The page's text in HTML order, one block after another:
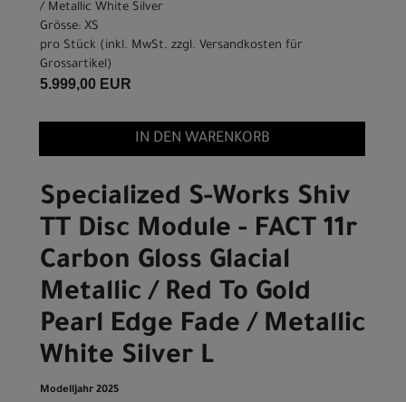
/ Metallic White Silver
Grösse: XS
pro Stück (inkl. MwSt. zzgl. Versandkosten für
Grossartikel)
5.999,00 EUR
IN DEN WARENKORB
Specialized S-Works Shiv
TT Disc Module - FACT 11r
Carbon Gloss Glacial
Metallic / Red To Gold
Pearl Edge Fade / Metallic
White Silver L
Modelljahr 2025